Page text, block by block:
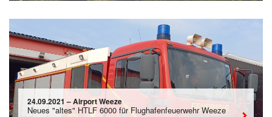
24.09.2021 – Airport Weeze
Neues "altes" HTLF 6000 für Flughafenfeuerwehr Weeze